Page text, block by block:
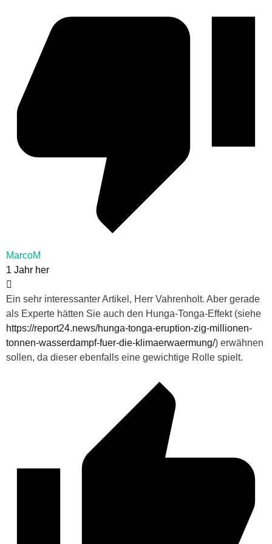
MarcoM
1 Jahr her
Ein sehr interessanter Artikel, Herr Vahrenholt. Aber gerade
als Experte hätten Sie auch den Hunga-Tonga-Effekt (siehe
https://report24.news/hunga-tonga-eruption-zig-millionen-
tonnen-wasserdampf-fuer-die-klimaerwaermung/) erwähnen
sollen, da dieser ebenfalls eine gewichtige Rolle spielt.